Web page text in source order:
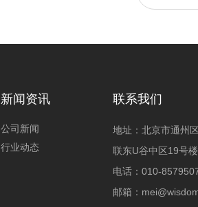
新闻资讯
公司新闻
行业动态
联系我们
地址：北京市通州
联东U谷中区19号
电话：010-
邮箱：